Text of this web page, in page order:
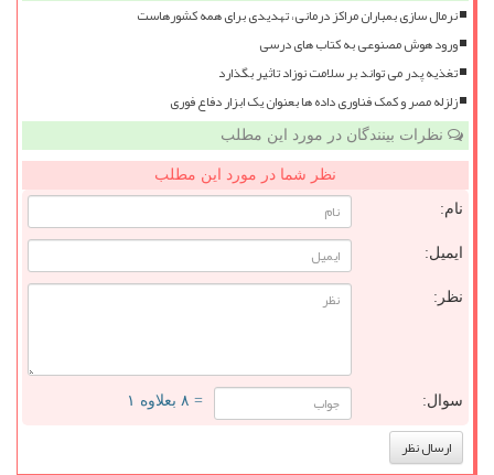
نرمال سازی بمباران مراکز درمانی، تهدیدی برای همه کشورهاست
ورود هوش مصنوعی به کتاب های درسی
تغذیه پدر می تواند بر سلامت نوزاد تاثیر بگذارد
زلزله مصر و کمک فناوری داده ها بعنوان یک ابزار دفاع فوری
نظرات بینندگان در مورد این مطلب
نظر شما در مورد این مطلب
نام:
ایمیل:
نظر:
سوال: = ۸ بعلاوه ۱